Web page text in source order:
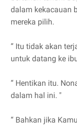
dalam kekacauan
mereka pilih.
“ Itu tidak akan
untuk datang ke
“ Hentikan itu.
dalam hal ini. "
“ Bahkan jika